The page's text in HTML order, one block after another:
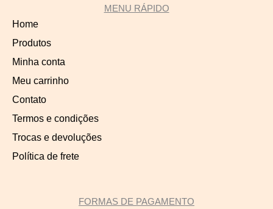
MENU RÁPIDO
Home
Produtos
Minha conta
Meu carrinho
Contato
Termos e condições
Trocas e devoluções
Política de frete
FORMAS DE PAGAMENTO